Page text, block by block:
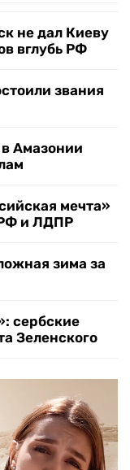
не дал Киеву
вглубь РФ
звания
Амазонии
мечта»
и ЛДПР
зима за
сербские
Зеленского